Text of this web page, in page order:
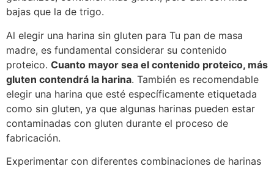
bajas que la de trigo.
Al elegir una harina sin gluten para Tu pan de masa
madre, es fundamental considerar su contenido
proteico. Cuanto mayor sea el contenido proteico, más
gluten contendrá la harina. También es recomendable
elegir una harina que esté específicamente etiquetada
como sin gluten, ya que algunas harinas pueden estar
contaminadas con gluten durante el proceso de
fabricación.
Experimentar con diferentes combinaciones de harinas